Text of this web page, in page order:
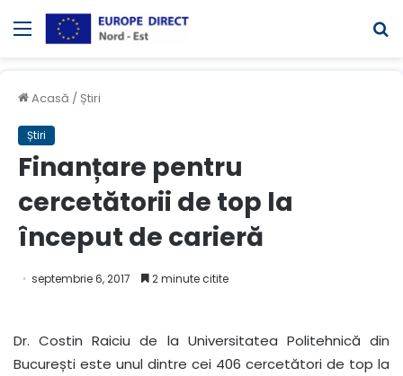
Meniul
Acasă / Știri
Știri
Finanțare pentru
cercetătorii de top la
început de carieră
septembrie 6, 2017 2 minute citite
Dr. Costin Raiciu de la Universitatea Politehnică din
București este unul dintre cei 406 cercetători de top la